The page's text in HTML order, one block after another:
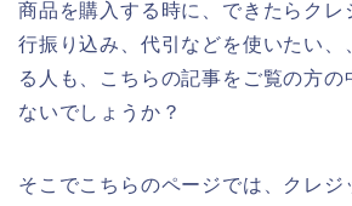
商品を購入する時に、できたらクレ
行振り込み、代引などを使いたい、
る人も、こちらの記事をご覧の方の
ないでしょうか？
そこでこちらのページでは、クレジ